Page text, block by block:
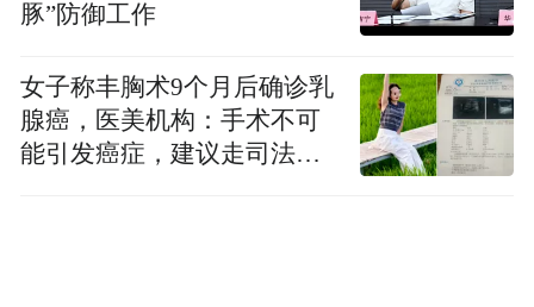
豚”防御工作
女子称丰胸术9个月后确诊乳
腺癌，医美机构：手术不可
能引发癌症，建议走司法途